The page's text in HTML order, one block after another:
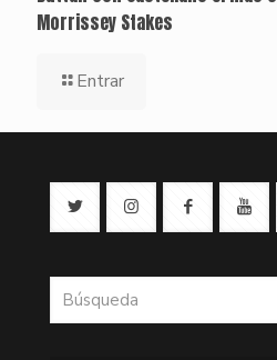
Morrissey Stakes
Entrar